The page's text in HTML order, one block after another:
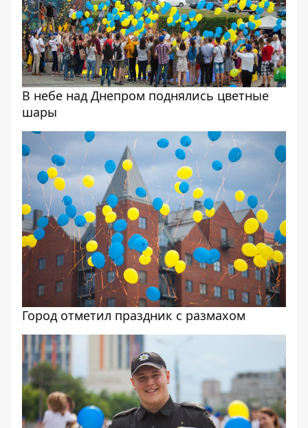
В небе над Днепром поднялись цветные
шары
Город отметил праздник с размахом